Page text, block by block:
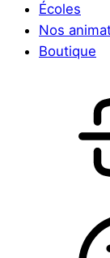
Écoles
Nos
Boutique